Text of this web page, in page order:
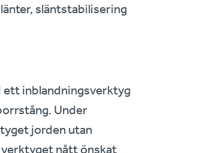
släntstabilisering
ett inblandningsverktyg
Under
jorden utan